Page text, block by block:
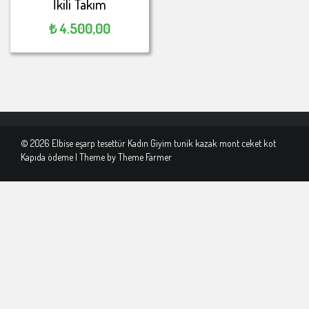
İkili Takım
₺4.500,00
© 2026 Elbise eşarp tesettür Kadın Giyim tunik kazak mont ceket kot
Kapıda ödeme | Theme byTheme Farmer